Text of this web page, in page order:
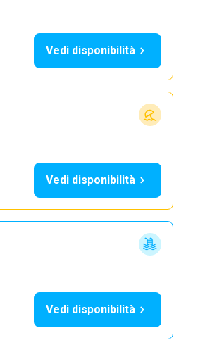
Vedi disponibilità
Vedi disponibilità
Vedi disponibilità